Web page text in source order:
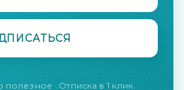
полезное · Отписка в 1 клик